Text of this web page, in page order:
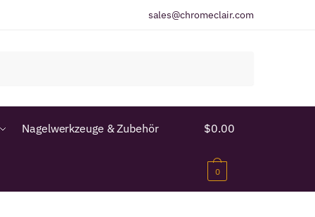
sales@chromeclair.com
Nagelwerkzeuge & Zubehör $0.00
0